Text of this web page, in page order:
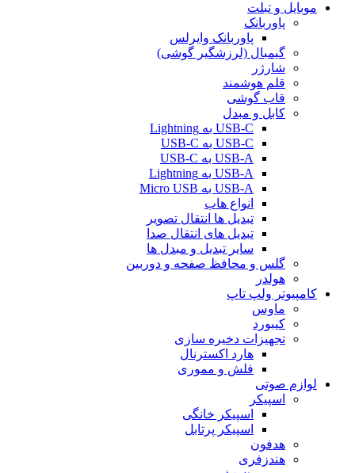
موبایل و تبلت
پاوربانک
پاوربانک وایرلس
گیمبال (لرزشگیر گوشی)
شارژر
قلم هوشمند
قاب گوشی
کابل و مبدل
USB-C به Lightning
USB-C به USB-C
USB-A به USB-C
USB-A به Lightning
USB-A به Micro USB
انواع هاب
تبدیل ها انتقال تصویر
تبدیل های انتقال صدا
سایر تبدیل و مبدل ها
گلس و محافظ صفحه و دوربین
هولدر
کامپیوتر ولپ تاپ
ماوس
کیبورد
تجهیزات دخیره سازی
هارد اکسترنال
فلش و مموری
لوازم صوتی
اسپیکر
اسپیکر خانگی
اسپیکر پرتابل
هدفون
هندزفری